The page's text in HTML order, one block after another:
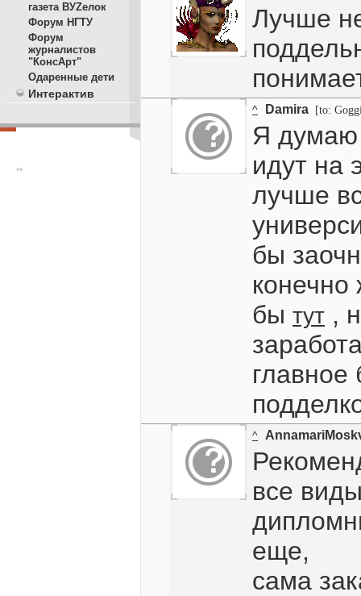
газета ВУZелок
Форум НГТУ
Форум
журналистов
"КонсАрт"
Одаренные дети
Интерактив
**
Лучше
^ Damira [to:
Я думаю
идут на
лучше
бы
конечно
бы тут ,
главное
^
все
еще,
сама